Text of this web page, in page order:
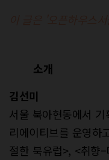
소개
김선미
서울 북아현동에서
리에이티브를 운영하
절한 북유럽>, <취향